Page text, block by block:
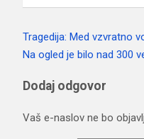
Navigacija
Tragedija: Med vzvratno
Na ogled je bilo nad 300
Dodaj odgovor
Vaš e-naslov ne bo